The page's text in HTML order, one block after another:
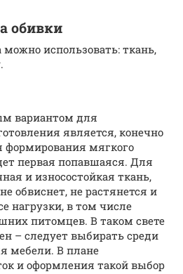
обивки
можно использовать: ткань,
вариантом для
является, конечно
формирования мягкого
первая попавшаяся. Для
и износостойкая ткань,
обвиснет, не растянется и
нагрузки, в том числе
питомцев. В таком свете
– следует выбирать среди
мебели. В плане
и оформления такой выбор